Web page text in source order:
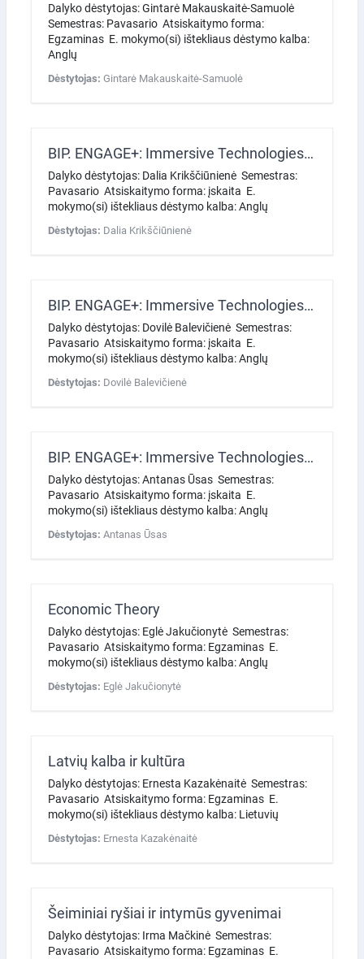
Dalyko dėstytojas: Gintarė Makauskaitė-Samuolė
Semestras: Pavasario Atsiskaitymo forma:
Egzaminas E. mokymo(si) ištekliaus dėstymo kalba:
Anglų
Dėstytojas: Gintarė Makauskaitė-Samuolė
BIP. ENGAGE+: Immersive Technologies for Customer Experience Management in Digital Business
Dalyko dėstytojas: Dalia Krikščiūnienė Semestras:
Pavasario Atsiskaitymo forma: įskaita E.
mokymo(si) ištekliaus dėstymo kalba: Anglų
Dėstytojas: Dalia Krikščiūnienė
BIP. ENGAGE+: Immersive Technologies for Customer Experience Management in Digital Business
Dalyko dėstytojas: Dovilė Balevičienė Semestras:
Pavasario Atsiskaitymo forma: įskaita E.
mokymo(si) ištekliaus dėstymo kalba: Anglų
Dėstytojas: Dovilė Balevičienė
BIP. ENGAGE+: Immersive Technologies for Customer Experience Management in Digital Business
Dalyko dėstytojas: Antanas Ūsas Semestras:
Pavasario Atsiskaitymo forma: įskaita E.
mokymo(si) ištekliaus dėstymo kalba: Anglų
Dėstytojas: Antanas Ūsas
Economic Theory
Dalyko dėstytojas: Eglė Jakučionytė Semestras:
Pavasario Atsiskaitymo forma: Egzaminas E.
mokymo(si) ištekliaus dėstymo kalba: Anglų
Dėstytojas: Eglė Jakučionytė
Latvių kalba ir kultūra
Dalyko dėstytojas: Ernesta Kazakėnaitė Semestras:
Pavasario Atsiskaitymo forma: Egzaminas E.
mokymo(si) ištekliaus dėstymo kalba: Lietuvių
Dėstytojas: Ernesta Kazakėnaitė
Šeiminiai ryšiai ir intymūs gyvenimai
Dalyko dėstytojas: Irma Mačkinė Semestras:
Pavasario Atsiskaitymo forma: Egzaminas E.